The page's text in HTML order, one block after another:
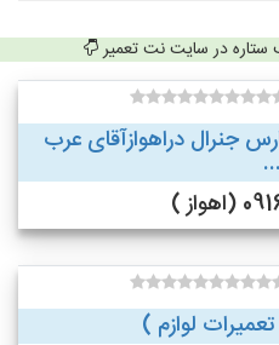
در سایت نت تعمیر
جنرال دراهوازآقای عرب
)
لوازم )